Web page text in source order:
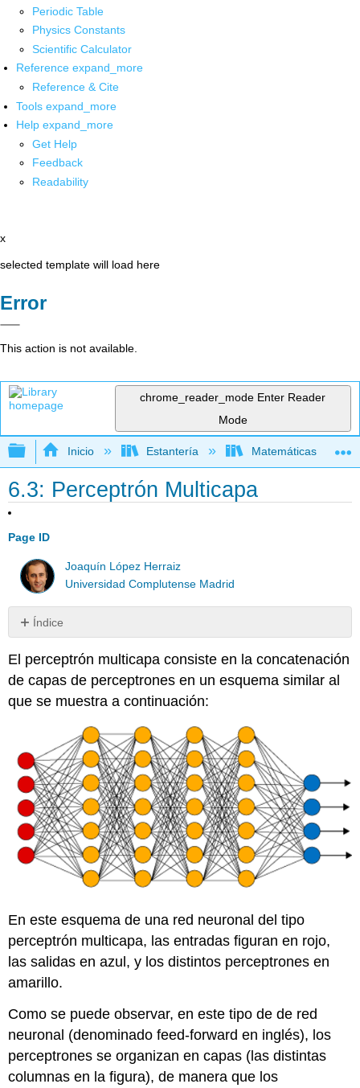
Periodic Table
Physics Constants
Scientific Calculator
Reference expand_more
Reference & Cite
Tools expand_more
Help expand_more
Get Help
Feedback
Readability
x
selected template will load here
Error
This action is not available.
chrome_reader_mode Enter Reader
Mode
Expandir/contraer jerarquía global
Inicio Estantería Matemáticas
6.3: Perceptrón Multicapa
Page ID
Joaquín López Herraiz
Universidad Complutense Madrid
Índice
Sin
encabezados
El perceptrón multicapa consiste en la concatenación
de capas de perceptrones en un esquema similar al
que se muestra a continuación:
En este esquema de una red neuronal del tipo
perceptrón multicapa, las entradas figuran en rojo,
las salidas en azul, y los distintos perceptrones en
amarillo.
Como se puede observar, en este tipo de de red
neuronal (denominado feed-forward en inglés), los
perceptrones se organizan en capas (las distintas
columnas en la figura), de manera que los